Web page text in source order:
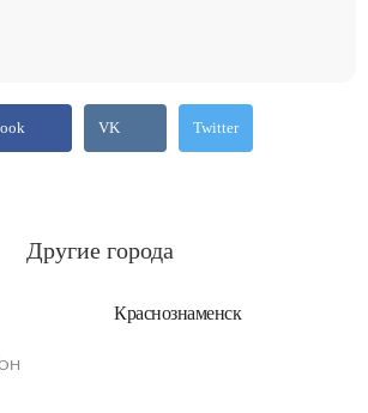
VK Twitter
Другие города
Краснознаменск